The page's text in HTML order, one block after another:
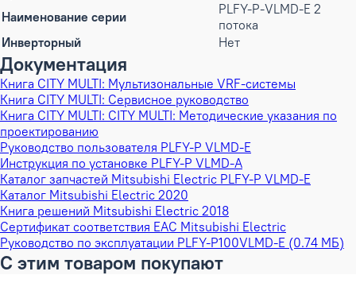
Наименование серии
PLFY-P-VLMD-E 2
потока
Инверторный
Нет
Документация
Книга CITY MULTI: Мультизональные VRF-системы
Книга CITY MULTI: Сервисное руководство
Книга CITY MULTI: CITY MULTI: Методические указания по
проектированию
Руководство пользователя PLFY-P VLMD-E
Инструкция по установке PLFY-P VLMD-A
Каталог запчастей Mitsubishi Electric PLFY-P VLMD-E
Каталог Mitsubishi Electric 2020
Книга решений Mitsubishi Electric 2018
Сертификат соответствия EAC Mitsubishi Electric
Руководство по эксплуатации PLFY-P100VLMD-E (0.74 МБ)
С этим товаром покупают